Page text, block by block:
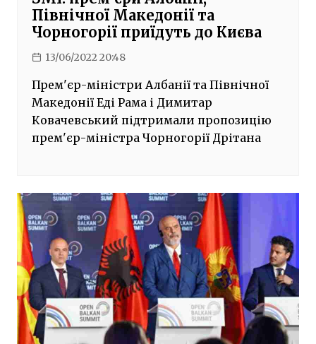
Північної Македонії та
Чорногорії приїдуть до Києва
13/06/2022 20:48
Прем'єр-міністри Албанії та Північної
Македонії Еді Рама і Димитар
Ковачевський підтримали пропозицію
прем'єр-міністра Чорногорії Дрітана